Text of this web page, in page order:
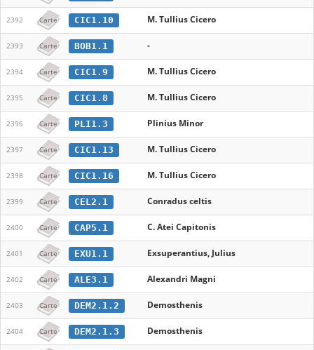
2392 Carte CIC1.10 M. Tullius Cicero
2393 Carte BOB1.1 -
2394 Carte CIC1.9 M. Tullius Cicero
2395 Carte CIC1.8 M. Tullius Cicero
2396 Carte PLI1.3 Plinius Minor
2397 Carte CIC1.13 M. Tullius Cicero
2398 Carte CIC1.16 M. Tullius Cicero
2399 Carte CEL2.1 Conradus celtis
2400 Carte CAP5.1 C. Atei Capitonis
2401 Carte EXU1.1 Exsuperantius, Julius
2402 Carte ALE3.1 Alexandri Magni
2403 Carte DEM2.1.2 Demosthenis
2404 Carte DEM2.1.3 Demosthenis